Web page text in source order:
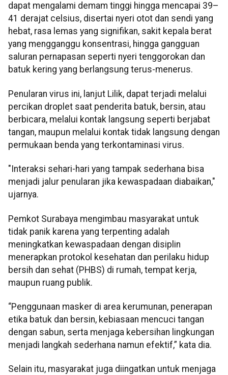
dapat mengalami demam tinggi hingga mencapai 39–
41 derajat celsius, disertai nyeri otot dan sendi yang
hebat, rasa lemas yang signifikan, sakit kepala berat
yang mengganggu konsentrasi, hingga gangguan
saluran pernapasan seperti nyeri tenggorokan dan
batuk kering yang berlangsung terus-menerus.
Penularan virus ini, lanjut Lilik, dapat terjadi melalui
percikan droplet saat penderita batuk, bersin, atau
berbicara, melalui kontak langsung seperti berjabat
tangan, maupun melalui kontak tidak langsung dengan
permukaan benda yang terkontaminasi virus.
"Interaksi sehari-hari yang tampak sederhana bisa
menjadi jalur penularan jika kewaspadaan diabaikan,"
ujarnya.
Pemkot Surabaya mengimbau masyarakat untuk
tidak panik karena yang terpenting adalah
meningkatkan kewaspadaan dengan disiplin
menerapkan protokol kesehatan dan perilaku hidup
bersih dan sehat (PHBS) di rumah, tempat kerja,
maupun ruang publik.
“Penggunaan masker di area kerumunan, penerapan
etika batuk dan bersin, kebiasaan mencuci tangan
dengan sabun, serta menjaga kebersihan lingkungan
menjadi langkah sederhana namun efektif,” kata dia.
Selain itu, masyarakat juga diingatkan untuk menjaga